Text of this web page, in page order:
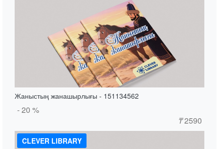
Жаныстың жанашырлығы - 151134562
- 20 %
₸2590
CLEVER LIBRARY